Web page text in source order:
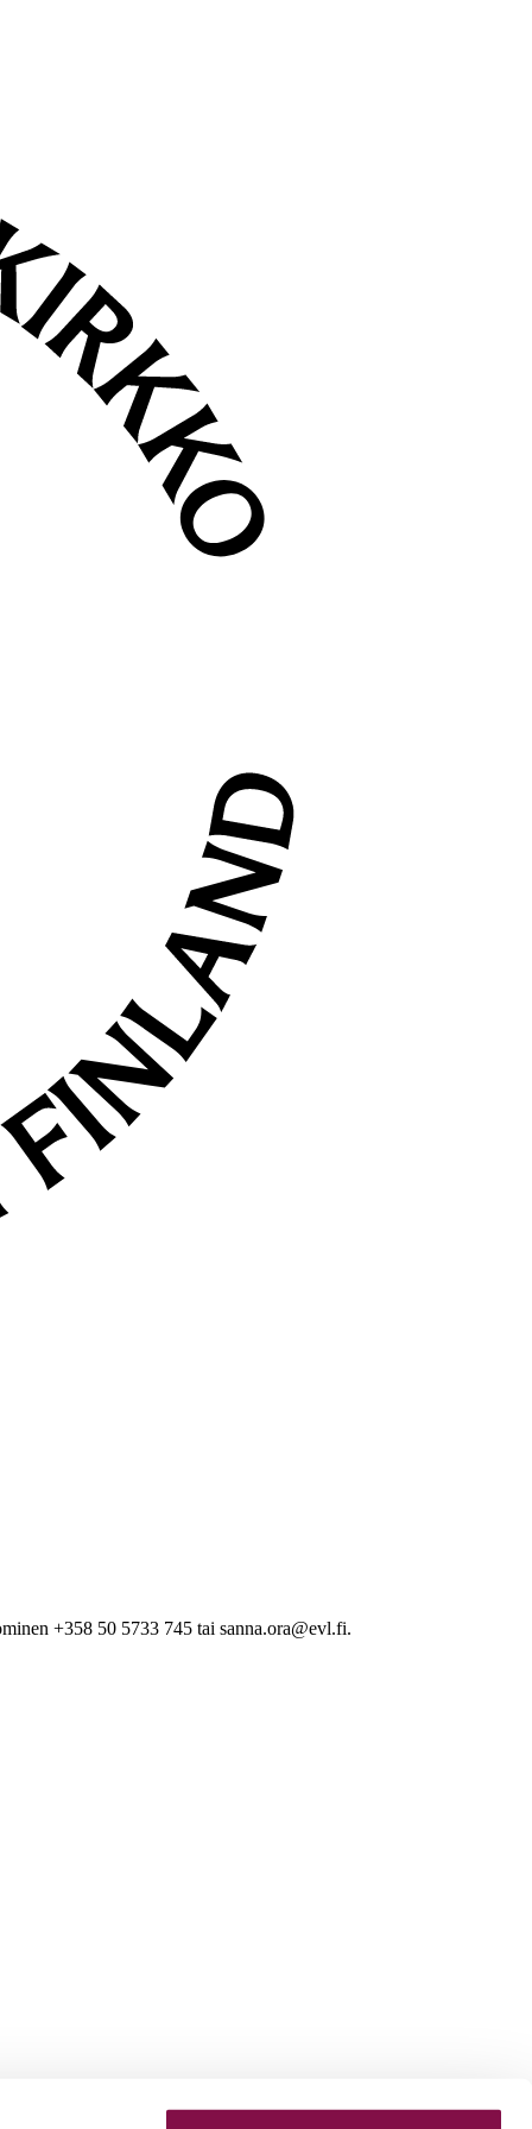
+358 50 5733 745 tai sanna.ora@evl.fi.